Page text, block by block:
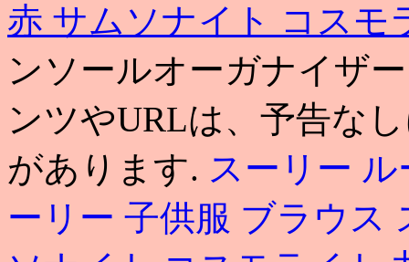
赤 サムソナイト コスモ
ンソールオーガナイザ
ンツやURLは、予告な
があります. スーリー
ーリー 子供服 ブラウス